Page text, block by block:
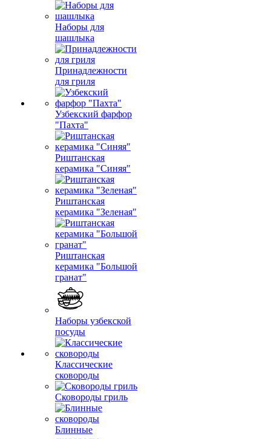
Наборы для
шашлыка
Принадлежности
для гриля
Узбекский фарфор
"Пахта"
Риштанская
керамика "Синяя"
Риштанская
керамика "Зеленая"
Риштанская
керамика "Большой
гранат"
Наборы узбекской
посуды
Классические
сковороды
Сковороды гриль
Блинные